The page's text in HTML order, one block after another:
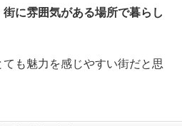
街に雰囲気がある場所で暮らし
も魅力を感じやすい街だと思